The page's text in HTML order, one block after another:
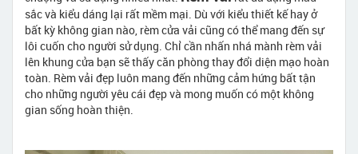
sắc và kiểu dáng lại rất mềm mại. Dù với kiểu thiết kế hay ở
bất kỳ không gian nào, rèm cửa vải cũng có thể mang đến sự
lôi cuốn cho người sử dụng. Chỉ cần nhấn nhá mành rèm vải
lên khung cửa bạn sẽ thấy căn phòng thay đổi diện mạo hoàn
toàn. Rèm vải đẹp luôn mang đến những cảm hứng bất tận
cho những người yêu cái đẹp và mong muốn có một không
gian sống hoàn thiện.